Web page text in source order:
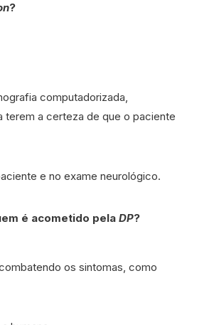
?
computadorizada,
terem a certeza de que o paciente
e no exame neurológico.
é acometido pela DP?
os sintomas, como